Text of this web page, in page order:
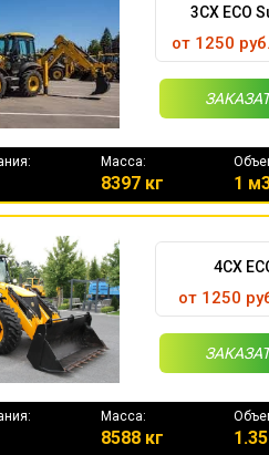
3CX ECO
от 1250
Масса:
8397 кг 1
4CX
от 1250
Масса:
8588 кг